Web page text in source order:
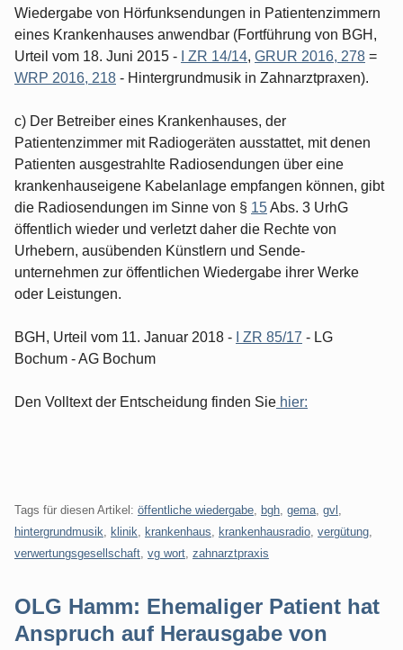
Wiedergabe von Hörfunksendungen in Patientenzimmern
eines Krankenhauses anwendbar (Fortführung von BGH,
Urteil vom 18. Juni 2015 -
I ZR 14/14, GRUR 2016, 278 =
WRP 2016, 218 - Hintergrundmusik in Zahnarztpraxen).
c) Der Betreiber eines Krankenhauses, der
Patientenzimmer mit Radiogeräten ausstattet, mit denen
Patienten ausgestrahlte Radiosendungen über eine
krankenhauseigene Kabelanlage empfangen können, gibt
die Radiosendungen im Sinne von § 15Abs. 3 UrhG
öffentlich wieder und verletzt daher die Rechte von
Urhebern, ausübenden Künstlern und Sende-
unternehmen zur öffentlichen Wiedergabe ihrer Werke
oder Leistungen.
BGH, Urteil vom 11. Januar 2018 - I ZR 85/17 - LG
Bochum - AG Bochum
Den Volltext der Entscheidung finden Sie hier:
Tags für diesen Artikel: öffentliche wiedergabe bgh gema gvl
hintergrundmusik
klinik krankenhaus krankenhausradio vergütung
verwertungsgesellschaft vg wort zahnarztpraxis
OLG Hamm: Ehemaliger Patient hat
Anspruch auf Herausgabe von